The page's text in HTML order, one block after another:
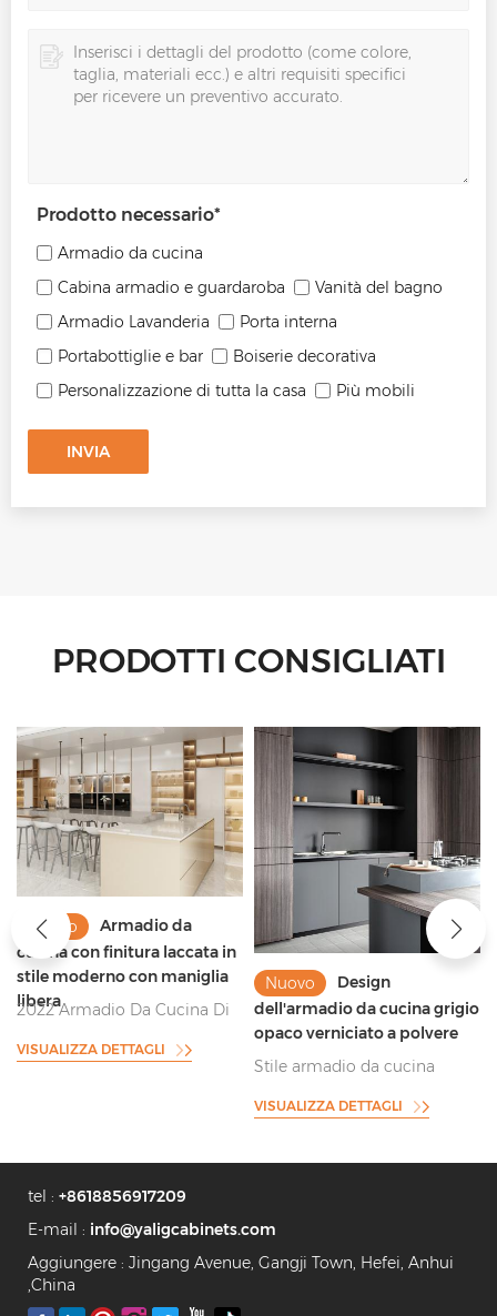
Prodotto necessario*
Armadio da cucina
Cabina armadio e guardaroba
Vanità del bagno
Armadio Lavanderia
Porta interna
Portabottiglie e bar
Boiserie decorativa
Personalizzazione di tutta la casa
Più mobili
INVIA
PRODOTTI CONSIGLIATI
Nuovo
Armadio da
cucina con finitura laccata in
stile moderno con maniglia
libera
2022 Armadio Da Cucina Di
Super Bello
VISUALIZZA DETTAGLI
Nuovo
Design
dell'armadio da cucina grigio
opaco verniciato a polvere
Stile armadio da cucina
anti-impronta
VISUALIZZA DETTAGLI
tel : +8618856917209
E-mail : info@yaligcabinets.com
Aggiungere : Jingang Avenue, Gangji Town, Hefei, Anhui
,China